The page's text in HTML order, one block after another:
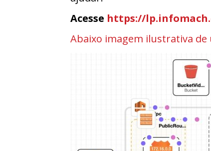
Acesse https://
Abaixo imagem ilustrativa de